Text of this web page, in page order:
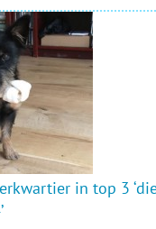
in top 3